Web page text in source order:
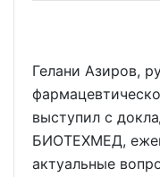
Гелани Азиров,
выступил с
БИОТЕХМЕД,
актуальные